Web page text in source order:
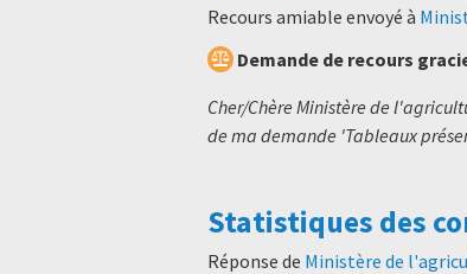
Recours amiable envoyé à
Demande de recours
Cher/Chère Ministère de
de ma demande 'Tableaux
Statistiques des
Réponse de Ministère de